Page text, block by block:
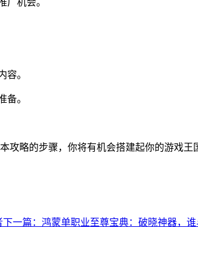
容。
备。
略的步骤，你将有机会搭建起你的游戏王
下一篇：鸿蒙单职业至尊宝典：破晓神器，谁